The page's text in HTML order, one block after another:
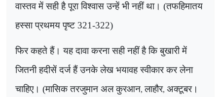
वास्तव में सही है पूरा विश्वास उन्हें भी नहीं था। (तफहिमातय
हस्सा प्रथमय पृष्ट 321-322)
फिर कहते हैं। यह दावा करना सही नहीं है कि बुखारी में
जितनी हदीसें दर्ज हैं उनके लेख भयावह स्वीकार कर लेना
चाहिए। (मासिक तरजुमान अल कुरआन,लाहौर, अक्टूबर।